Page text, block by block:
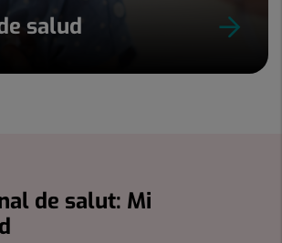
salud
de salut: Mi